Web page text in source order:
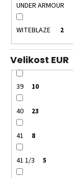
UNDER ARMOUR
WITEBLAZE 2
Velikost EUR
39 10
40 23
41 8
41 1/3 5